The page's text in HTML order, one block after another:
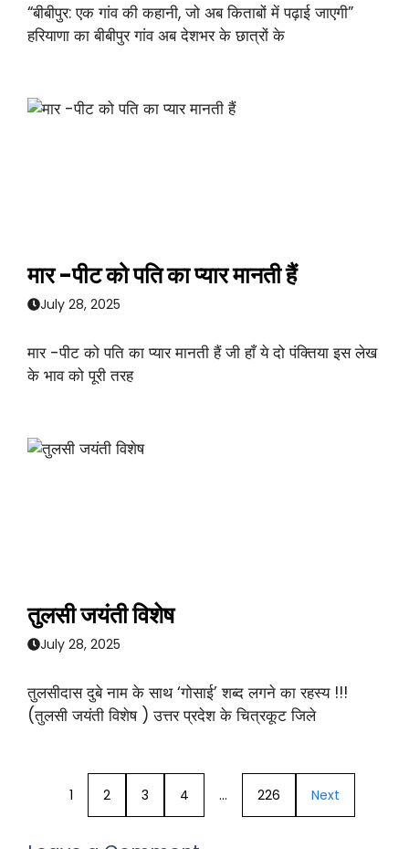
“बीबीपुर: एक गांव की कहानी, जो अब किताबों में पढ़ाई जाएगी”
हरियाणा का बीबीपुर गांव अब देशभर के छात्रों के
मार -पीट को पति का प्यार मानती हैं
July 28, 2025
मार -पीट को पति का प्यार मानती हैं जी हाँ ये दो पंक्तिया इस लेख
के भाव को पूरी तरह
तुलसी जयंती विशेष
July 28, 2025
तुलसीदास दुबे नाम के साथ ‘गोसाई’ शब्द लगने का रहस्य !!!
(तुलसी जयंती विशेष ) उत्तर प्रदेश के चित्रकूट जिले
1 2 3 4 … 226 Next